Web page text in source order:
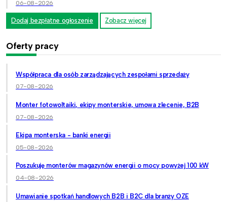
06-08-2026
Dodaj bezpłatne ogłoszenie Zobacz więcej
Oferty pracy
Współpraca dla osób zarządzających zespołami sprzedaży
07-08-2026
Monter fotowoltaiki, ekipy monterskie, umowa zlecenie, B2B
07-08-2026
Ekipa monterska - banki energii
05-08-2026
Poszukuję monterów magazynów energii o mocy powyżej 100 kW
04-08-2026
Umawianie spotkań handlowych B2B i B2C dla branży OZE